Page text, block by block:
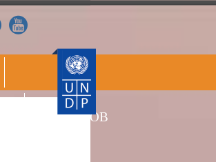
РЕЕСТР
ЭКСПЕРТОВ